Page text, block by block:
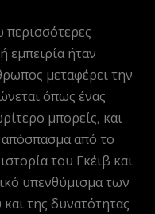
εμπειρία ήταν
μεταφέρει την
όπως ένας
μπορείς, και
απόσπασμα από το
του Γκέιβ και
υπενθύμισμα των
της δυνατότητας